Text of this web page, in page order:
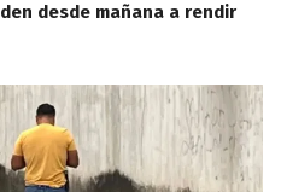
desde mañana a rendir